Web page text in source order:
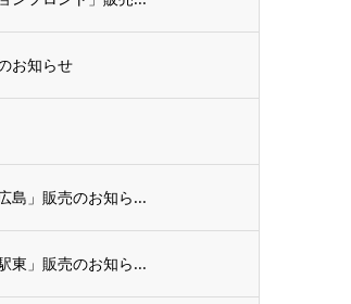
お知らせ
島」販売のお知ら...
東」販売のお知ら...